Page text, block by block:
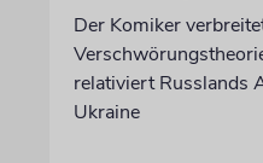
Der Komiker
relativiert Russlands
Ukraine